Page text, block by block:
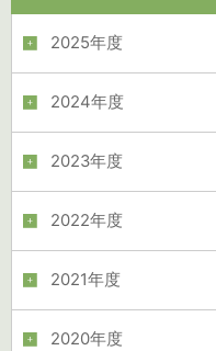
2025年度
2024年度
2023年度
2022年度
2021年度
2020年度